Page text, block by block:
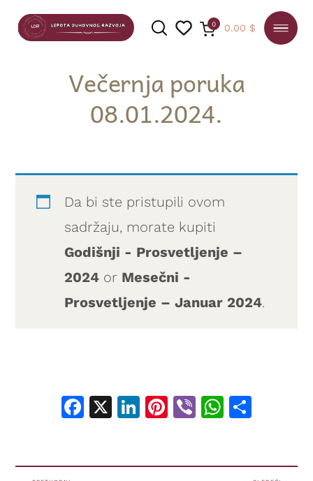
PRETRAGA
0 0.00 $
Večernja poruka
08.01.2024.
Da bi ste pristupili ovom
sadržaju, morate kupiti
Godišnji - Prosvetljenje –
2024 or Mesečni -
Prosvetljenje – Januar 2024.
Facebook
X LinkedIn
Pinterest
Viber